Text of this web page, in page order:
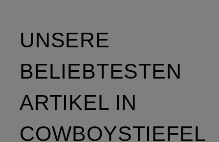
UNSERE
BELIEBTESTEN
ARTIKEL IN
COWBOYSTIEFEL